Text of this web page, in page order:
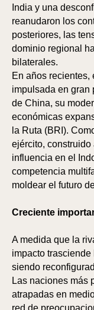
India y una
reanudaron los
posteriores, las
dominio regional
bilaterales.
En años recientes,
impulsada en gran
de China, su
económicas
la Ruta (BRI).
ejército,
influencia en el
competencia
moldear el futuro
Creciente
A medida que la
impacto
siendo
Las naciones más
atrapadas en